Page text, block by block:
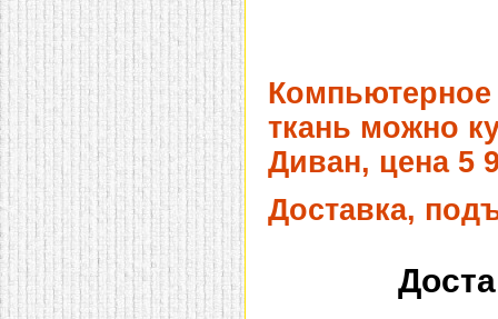
Компьютерное
ткань можно
Диван, цена 5
Доставка,